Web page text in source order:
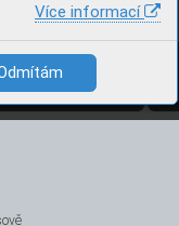
Více informací